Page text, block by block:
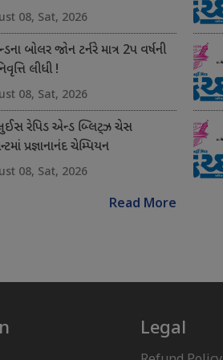
08, Sat, 2026
બોલર જોન ટર્નરે માત્ર 2પ વર્ષની
લીધી !
08, Sat, 2026
રેપિડ એન્ડ બ્લિટ્ઝ ચેસ
પ્રજ્ઞાનાનંદ ચેમ્પિયન
08, Sat, 2026
Read More
Legal